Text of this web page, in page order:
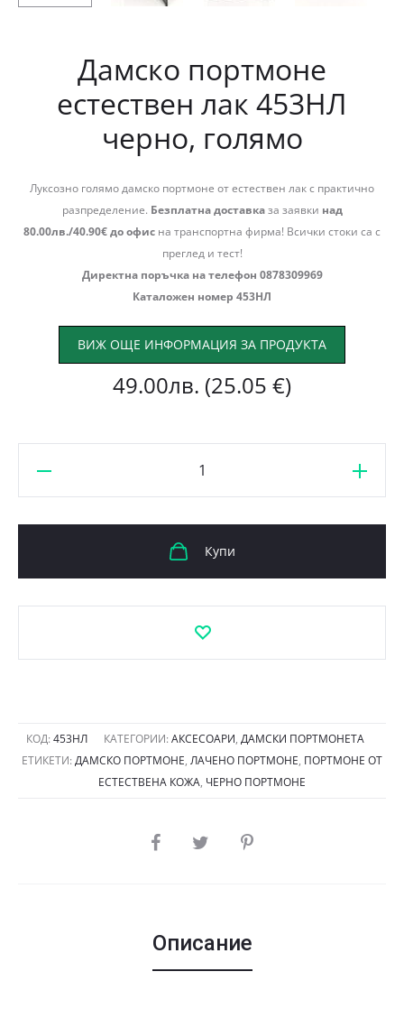
Дамско портмоне
естествен лак 453НЛ
черно, голямо
Луксозно голямо дамско портмоне от естествен лак с практично
разпределение. Безплатна доставказа заявки над
80.00лв./40.90€ до офис на транспортна фирма! Всички стоки са с
преглед и тест!
Директна поръчка на телефон 0878309969
Каталожен номер 453НЛ
ВИЖ ОЩЕ ИНФОРМАЦИЯ ЗА ПРОДУКТА
49.00лв. (25.05 €)
голямо
Купи
КОД: 453НЛ КАТЕГОРИИ: АКСЕСОАРИ, ДАМСКИ ПОРТМОНЕТА
ЕТИКЕТИ: ДАМСКО ПОРТМОНЕ, ЛАЧЕНО ПОРТМОНЕ, ПОРТМОНЕ ОТ
ЕСТЕСТВЕНА КОЖА, ЧЕРНО ПОРТМОНЕ
SHARE
Описание